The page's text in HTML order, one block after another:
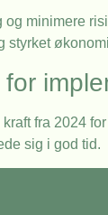
minimere
styrket
fra 2024
sig i god tid.